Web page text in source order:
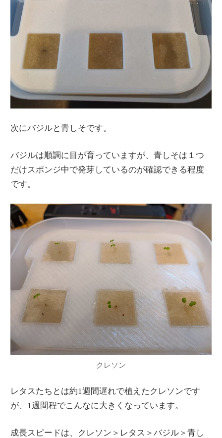
次にバジルと青しそです。
バジルは順調に目が育っていますが、青しそは１つ
だけスポンジ中で発芽しているのが確認できる程度
です。
クレソン
レタスたちとは約1週間遅れで植えたクレソンです
が、1週間程でこんなに大きくなっています。
成長スピードは、クレソン＞レタス＞バジル＞青し